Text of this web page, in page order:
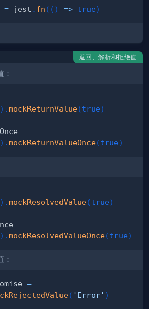
= jest . fn ( ( ) => true)
返回、解析和拒绝值
) .mockReturnValue(true)
) .mockReturnValueOnce(true)
) .mockResolvedValue(true)
) .mockResolvedValueOnce(true)
=
( 'Error' )